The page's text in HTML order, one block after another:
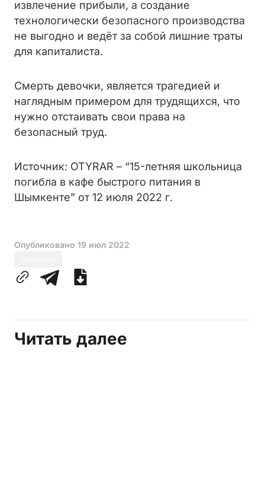
извлечение прибыли, а создание
технологически безопасного производства
не выгодно и ведёт за собой лишние траты
для капиталиста.
Смерть девочки, является трагедией и
наглядным примером для трудящихся, что
нужно отстаивать свои права на
безопасный труд.
Источник: OTYRAR – “15-летняя школьница
погибла в кафе быстрого питания в
Шымкенте” от 12 июля 2022 г.
Опубликовано 19 июл 2022
Читать далее